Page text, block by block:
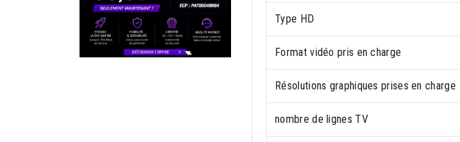
Type HD
Format vidéo pris en charge
Résolutions graphiques prises en charge
nombre de lignes TV